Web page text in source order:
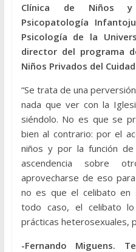
Clínica de Niños
Psicopatología
Psicología de la
director del programa
Niños Privados del
“Se trata de una
nada que ver con la
siéndolo. No es que se
bien al contrario: por el
niños y por la función
ascendencia sobre
aprovecharse de eso
no es que el celibato en
todo caso, el celibato
prácticas heterosexuales,
-Fernando Miguens.